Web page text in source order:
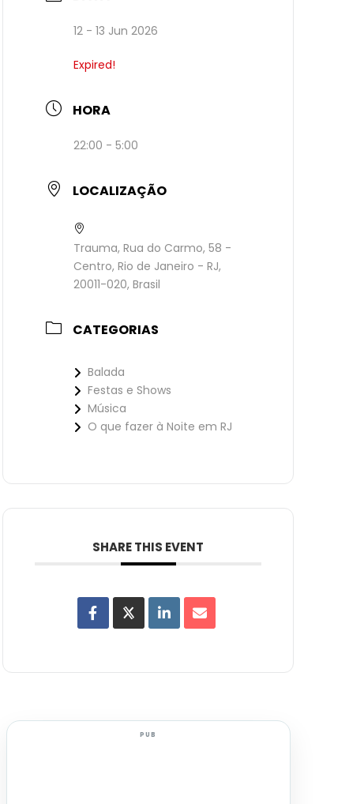
12 - 13 Jun 2026
Expired!
HORA
22:00 - 5:00
LOCALIZAÇÃO
Trauma, Rua do Carmo, 58 -
Centro, Rio de Janeiro - RJ,
20011-020, Brasil
CATEGORIAS
Balada
Festas e Shows
Música
O que fazer à Noite em RJ
SHARE THIS EVENT
PUB